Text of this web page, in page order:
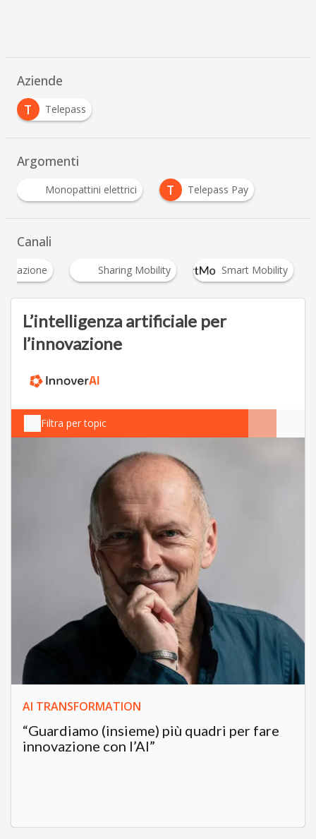
Aziende
T
Telepass
Argomenti
Monopattini elettrici T Telepass Pay
Canali
Sharing Mobility Smart Mobility
L’intelligenza artificiale per
l’innovazione
Filtra per topic
AI TRANSFORMATION
“Guardiamo (insieme) più quadri per fare
innovazione con l’AI”